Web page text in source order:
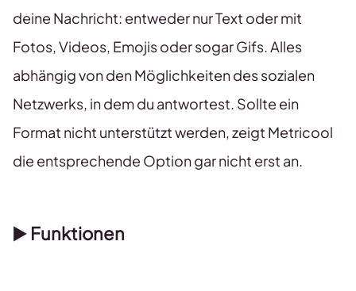
deine Nachricht: entweder nur Text oder mit
Fotos, Videos, Emojis oder sogar Gifs. Alles
abhängig von den Möglichkeiten des sozialen
Netzwerks, in dem du antwortest. Sollte ein
Format nicht unterstützt werden, zeigt Metricool
die entsprechende Option gar nicht erst an.
▶️ Funktionen